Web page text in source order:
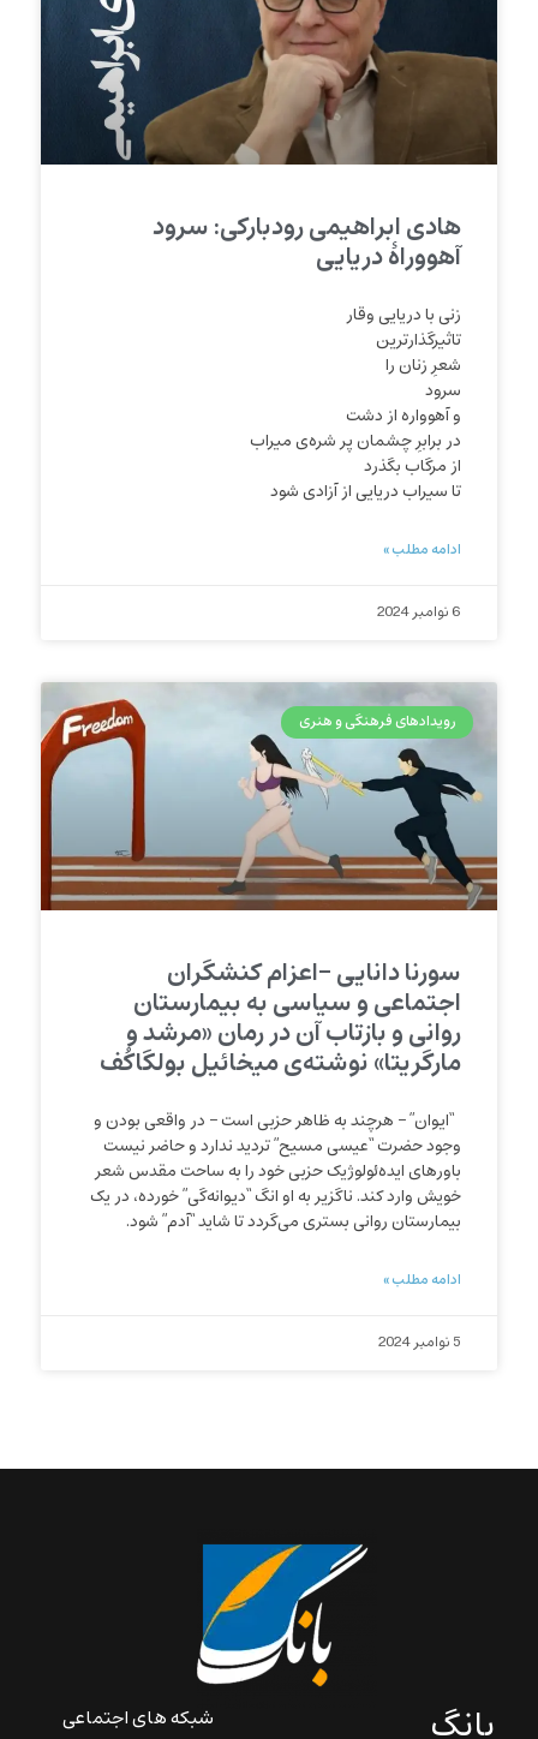
هادی ابراهیمی رودبارکی: سرود
آهووراه‌ٔ دریایی
زنی با دریایی وقار
تاثیرگذارترین
شعرِ زنان را
سرود
و آهوواره از دشت
در برابرِ چشمان پر شره‌ی میراب
از مرگاب بگذرد
تا سیراب دریایی از آزادی شود
ادامه مطلب »
6 نوامبر 2024
رویدادهای فرهنگی و هنری
سورنا دانایی -اعزام کنشگران
اجتماعی و سیاسی به بیمارستان
روانی و بازتاب آن در رمان «مرشد و
مارگریتا» نوشته‌ی میخائیل بولگاکُف
“ایوان” – هرچند به ظاهر حزبی است – در واقعی بودن و
وجود حضرت “عیسی مسیح” تردید ندارد و حاضر نیست
باورهای ایده‌ئولوژیک حزبی خود را به ساحت مقدس شعر
خویش وارد کند. ناگزیر به او انگ “دیوانه‌گی” خورده، در یک
بیمارستان روانی بستری ‌می‌گردد تا شاید “آدم” شود.
ادامه مطلب »
5 نوامبر 2024
بانگ شبکه های اجتماعی